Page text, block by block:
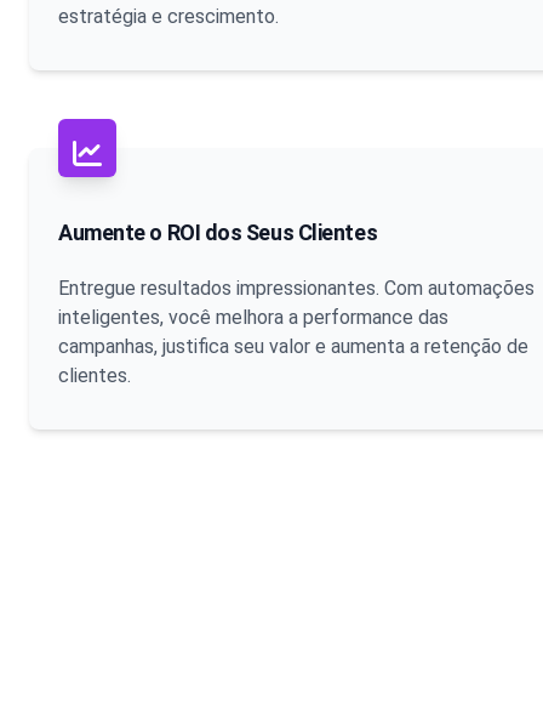
estratégia e crescimento.
Aumente o ROI dos Seus Clientes
Entregue resultados impressionantes. Com automações
inteligentes, você melhora a performance das
campanhas, justifica seu valor e aumenta a retenção de
clientes.